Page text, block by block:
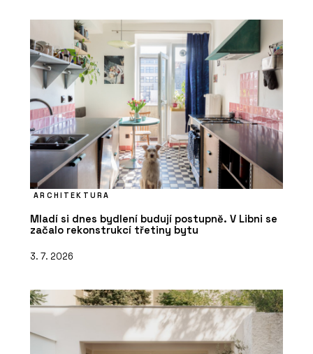
ARCHITEKTURA
Mladí si dnes bydlení budují postupně. V Libni se
začalo rekonstrukcí třetiny bytu
3. 7. 2026